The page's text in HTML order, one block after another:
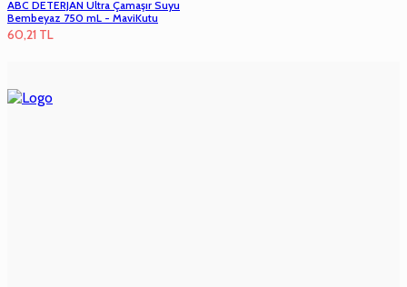
ABC DETERJAN Ultra Çamaşır Suyu
Bembeyaz 750 mL - MaviKutu
60,21 TL